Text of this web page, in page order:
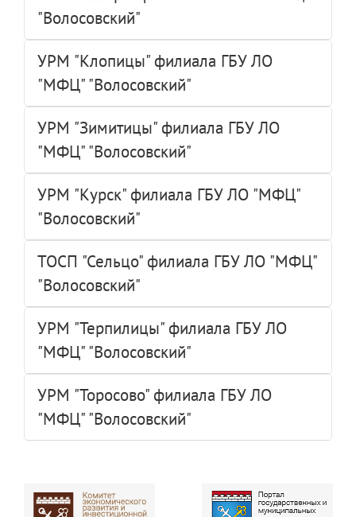
"Волосовский"
УРМ "Клопицы" филиала ГБУ ЛО
"МФЦ" "Волосовский"
УРМ "Зимитицы" филиала ГБУ ЛО
"МФЦ" "Волосовский"
УРМ "Курск" филиала ГБУ ЛО "МФЦ"
"Волосовский"
ТОСП "Сельцо" филиала ГБУ ЛО "МФЦ"
"Волосовский"
УРМ "Терпилицы" филиала ГБУ ЛО
"МФЦ" "Волосовский"
УРМ "Торосово" филиала ГБУ ЛО
"МФЦ" "Волосовский"